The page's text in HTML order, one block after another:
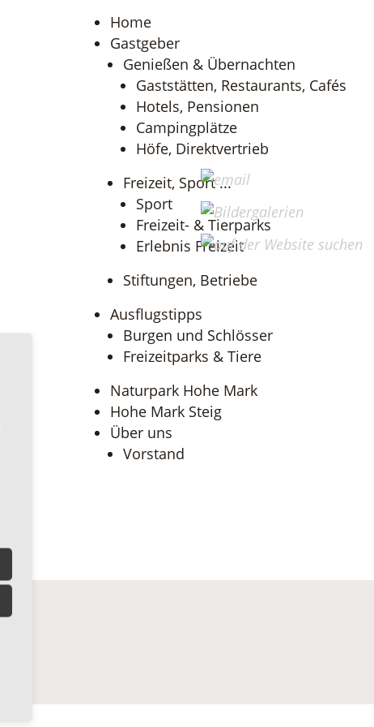
Home
Gastgeber
Genießen & Übernachten
Gaststätten, Restaurants, Cafés
Hotels, Pensionen
Campingplätze
Höfe, Direktvertrieb
Freizeit, Sport ...
Sport
Freizeit- & Tierparks
Erlebnis Freizeit
Stiftungen, Betriebe
Ausflugstipps
Burgen und Schlösser
Freizeitparks & Tiere
Naturpark Hohe Mark
Hohe Mark Steig
Über uns
Vorstand